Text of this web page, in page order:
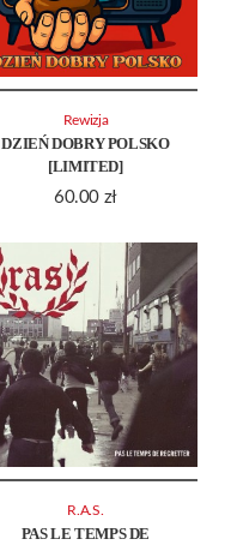
DZIEŃ DOBRY POLSKO
[LIMITED]
60.00 zł
Rewizja
PAS LE TEMPS DE
R.A.S.